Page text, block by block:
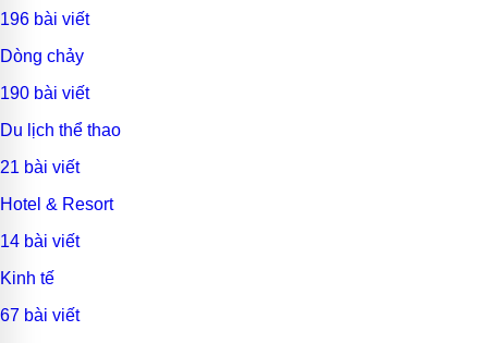
196 bài viết
Dòng chảy
190 bài viết
Du lịch thể thao
21 bài viết
Hotel & Resort
14 bài viết
Kinh tế
67 bài viết